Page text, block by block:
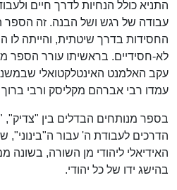
התניא כולל הנחיות לדרך חיים
עבודה של רגש ושל הבנה. זה הספר
החסידות בדרך שיטתית, והייתה לו
לא-חסידיים. בראשיתו עורר הספר
עקב האלמנט האינטלקטואלי
עמדו רבי אברהם מקליסק ורבי
בספר מנותחים הבדלים בין "צדיק",
הדרכים לעבודת ה' עבור
האידיאלי ליהודי מן השורה, בשונה
בהישג ידו של כל יהודי.